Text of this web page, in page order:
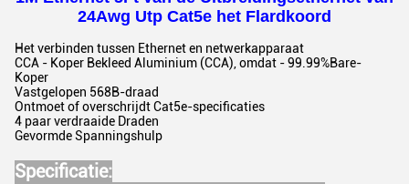
24Awg Utp Cat5e het Flardkoord
Het verbinden tussen Ethernet en netwerkapparaat
CCA - Koper Bekleed Aluminium (CCA), omdat - 99.99%Bare-
Koper
Vastgelopen 568B-draad
Ontmoet of overschrijdt Cat5e-specificaties
4 paar verdraaide Draden
Gevormde Spanningshulp
Specificatie: